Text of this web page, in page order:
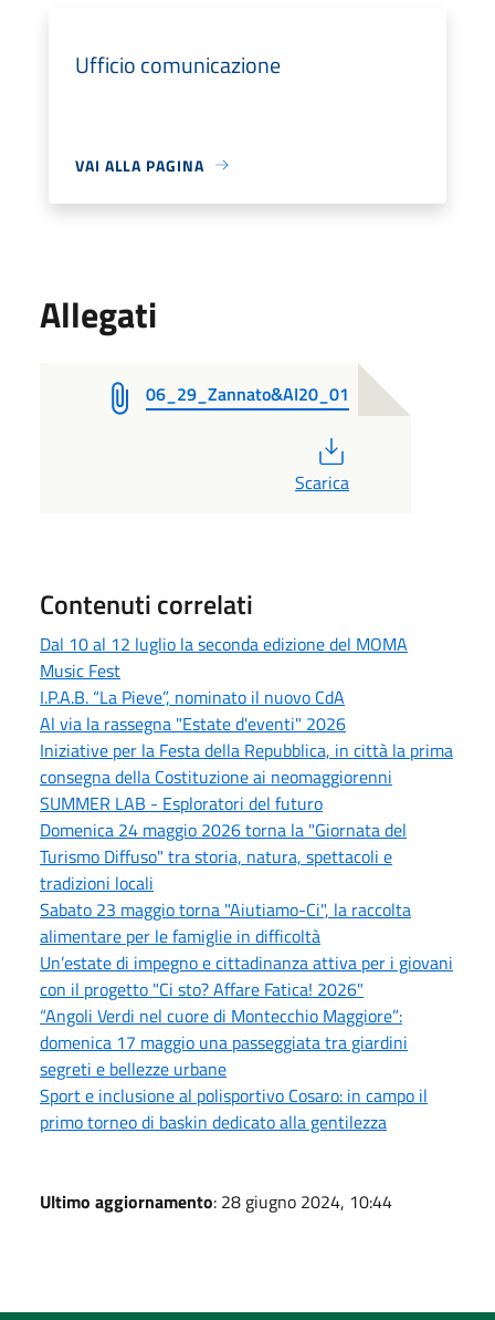
Ufficio comunicazione
VAI ALLA PAGINA
Allegati
06_29_Zannato&AI20_01
Scarica
Contenuti correlati
Dal 10 al 12 luglio la seconda edizione del MOMA
Music Fest
I.P.A.B. “La Pieve”, nominato il nuovo CdA
Al via la rassegna "Estate d'eventi" 2026
Iniziative per la Festa della Repubblica, in città la prima
consegna della Costituzione ai neomaggiorenni
SUMMER LAB - Esploratori del futuro
Domenica 24 maggio 2026 torna la "Giornata del
Turismo Diffuso" tra storia, natura, spettacoli e
tradizioni locali
Sabato 23 maggio torna "Aiutiamo-Ci", la raccolta
alimentare per le famiglie in difficoltà
Un’estate di impegno e cittadinanza attiva per i giovani
con il progetto "Ci sto? Affare Fatica! 2026"
“Angoli Verdi nel cuore di Montecchio Maggiore”:
domenica 17 maggio una passeggiata tra giardini
segreti e bellezze urbane
Sport e inclusione al polisportivo Cosaro: in campo il
primo torneo di baskin dedicato alla gentilezza
Ultimo aggiornamento: 28 giugno 2024, 10:44